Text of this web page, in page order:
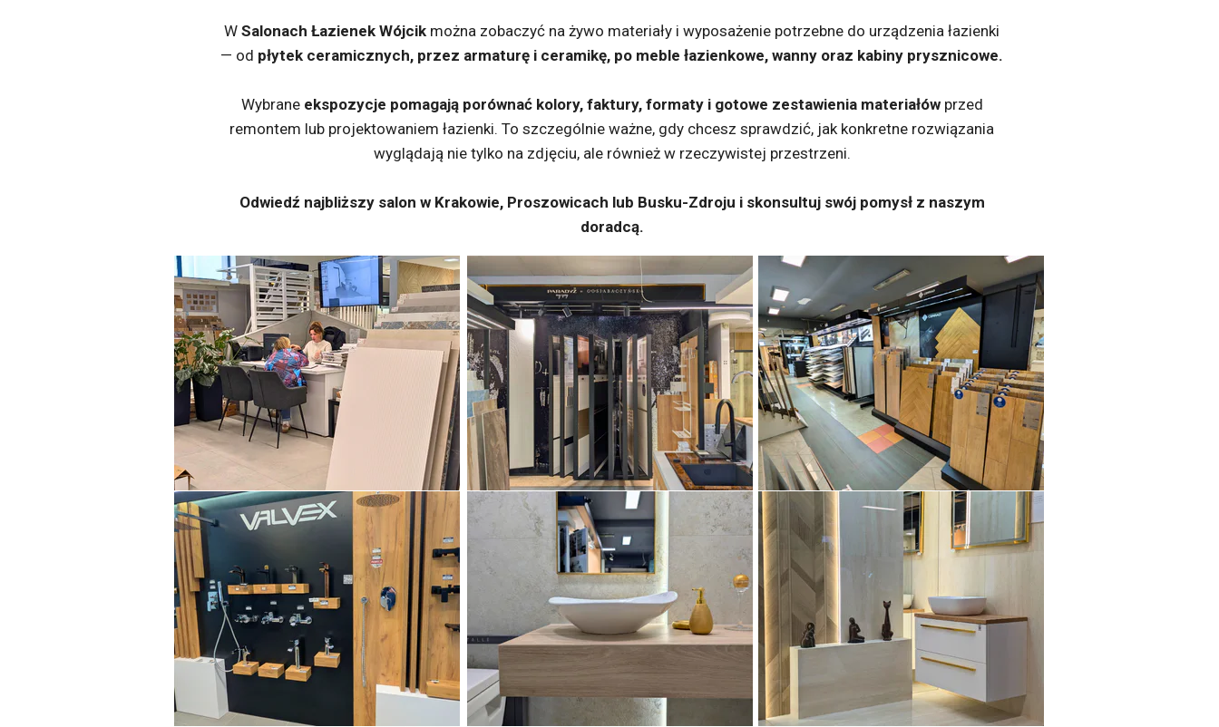
W Salonach Łazienek Wójcik można zobaczyć na żywo materiały i wyposażenie potrzebne do urządzenia łazienki
— od płytek ceramicznych, przez armaturę i ceramikę, po meble łazienkowe, wanny oraz kabiny prysznicowe.
Wybrane ekspozycje pomagają porównać kolory, faktury, formaty i gotowe zestawienia materiałówprzed
remontem lub projektowaniem łazienki. To szczególnie ważne, gdy chcesz sprawdzić, jak konkretne rozwiązania
wyglądają nie tylko na zdjęciu, ale również w rzeczywistej przestrzeni.
Odwiedź najbliższy salon w Krakowie, Proszowicach lub Busku-Zdroju i skonsultuj swój pomysł z naszym
doradcą.